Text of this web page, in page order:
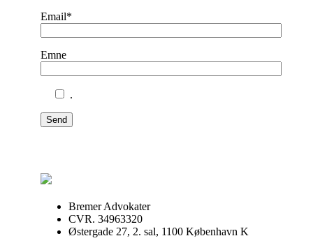
Email*
Emne
.
Send
Bremer Advokater
CVR. 34963320
Østergade 27, 2. sal, 1100 København K